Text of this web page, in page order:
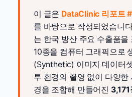
이 글은 DataClinic 리포트
를 바탕으로 작성되었습니
는 한국 방산 주요 수출품을
10종을 컴퓨터 그래픽으로
(Synthetic) 이미지 데이터
투 환경의 촬영 없이 다양한
경을 조합해 만들어진 3,171